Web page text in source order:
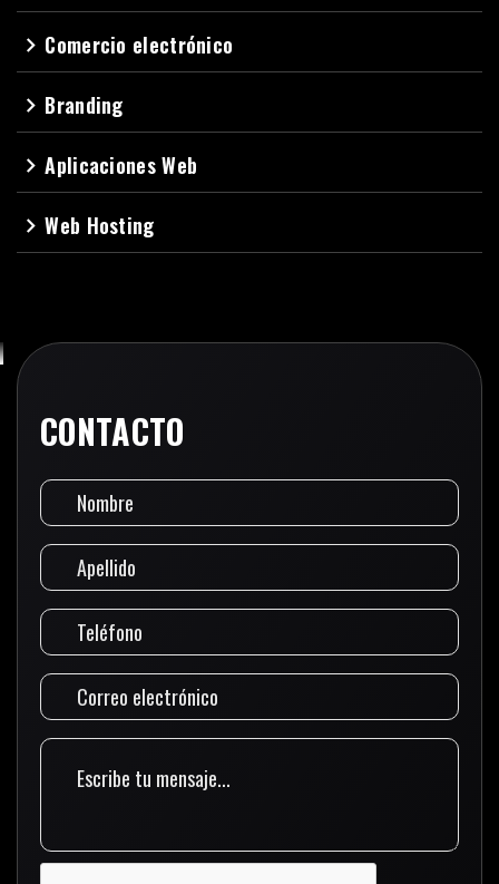
navigate_next Comercio electrónico
navigate_next Branding
navigate_nextAplicaciones Web
navigate_nextWeb Hosting
CONTACTO